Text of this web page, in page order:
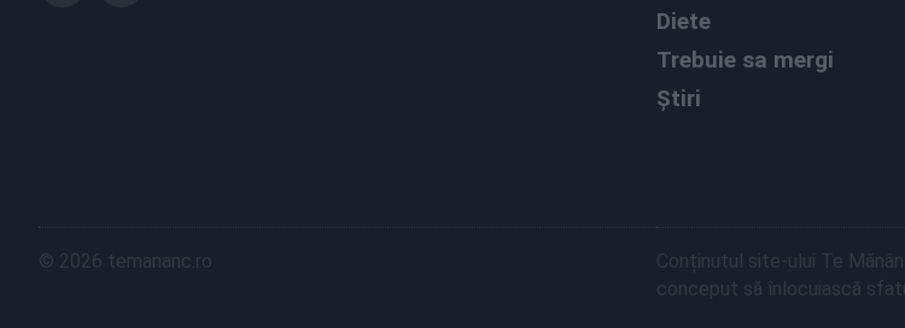
Diete
Trebuie sa mergi
Știri
Conținutul site-ului Te
conceput să înlocuiască
© 2026 temananc.ro